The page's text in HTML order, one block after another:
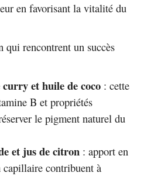
en favorisant la vitalité du
qui rencontrent un succès
curry et huile de coco: cette
B et propriétés
le pigment naturel du
et jus de citron : apport en
contribuent à